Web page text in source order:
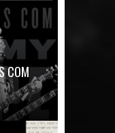
COM
Pag...